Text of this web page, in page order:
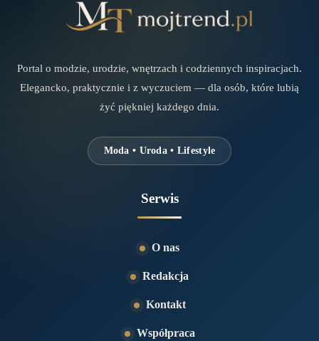
Portal o modzie, urodzie, wnętrzach i codziennych inspiracjach.
Elegancko, praktycznie i z wyczuciem — dla osób, które lubią
żyć piękniej każdego dnia.
Moda • Uroda • Lifestyle
Serwis
O nas
Redakcja
Kontakt
Współpraca